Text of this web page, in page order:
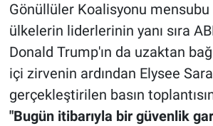
Gönüllüler Koalisyonu
ülkelerin liderlerinin yanı sıra
Donald Trump'ın da uzaktan
içi zirvenin ardından Elysee
gerçekleştirilen basın
"Bugün itibarıyla bir güvenlik